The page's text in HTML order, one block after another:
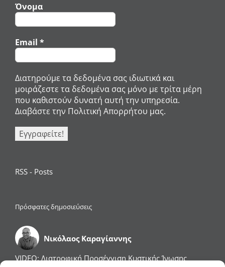
Όνομα
Email *
Διατηρούμε τα δεδομένα σας ιδιωτικά και
μοιράζεστε τα δεδομένα σας μόνο με τρίτα μέρη
που καθιστούν δυνατή αυτή την υπηρεσία.
Διαβάστε την Πολιτική Απορρήτου μας.
RSS - Posts
Πρόσφατες δημοσιεύσεις
Νικόλαος Καραγίαννης
VIDEO: Διατροφική Προσέγγιση Κυστικής Ίνωσης